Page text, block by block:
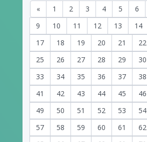
« 1 2 3 4 5 6
9
10 11 12 13 14
17
18 19 20 21 22
25
26 27 28 29 30
33
34 35 36 37 38
41
42 43 44 45 46
49
50 51 52 53 54
57
58 59 60 61 62